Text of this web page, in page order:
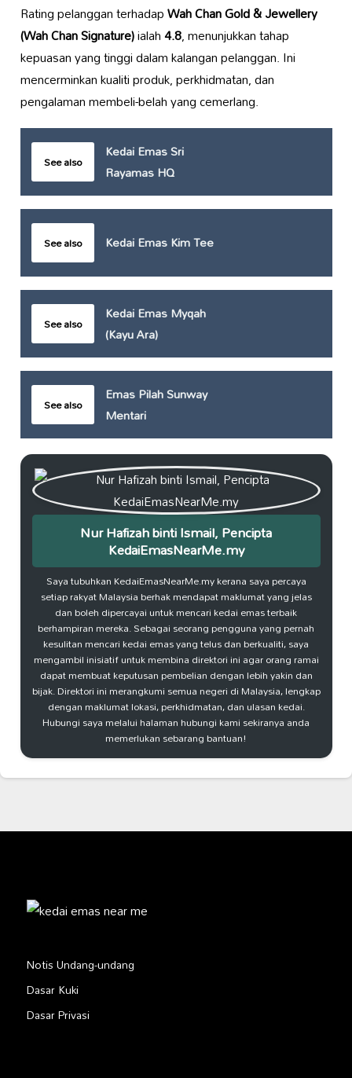
Rating pelanggan terhadapWah Chan Gold & Jewellery
(Wah Chan Signature)ialah4.8, menunjukkan tahap
kepuasan yang tinggi dalam kalangan pelanggan. Ini
mencerminkan kualiti produk, perkhidmatan, dan
pengalaman membeli-belah yang cemerlang.
See also
Kedai Emas Sri
Rayamas HQ
See also Kedai Emas Kim Tee
See also
Kedai Emas Myqah
(Kayu Ara)
See also
Emas Pilah Sunway
Mentari
Nur Hafizah binti Ismail, Pencipta
KedaiEmasNearMe.my
Saya tubuhkan KedaiEmasNearMe.my kerana saya percaya
setiap rakyat Malaysia berhak mendapat maklumat yang jelas
dan boleh dipercayai untuk mencari kedai emas terbaik
berhampiran mereka. Sebagai seorang pengguna yang pernah
kesulitan mencari kedai emas yang telus dan berkualiti, saya
mengambil inisiatif untuk membina direktori ini agar orang ramai
dapat membuat keputusan pembelian dengan lebih yakin dan
bijak. Direktori ini merangkumi semua negeri di Malaysia, lengkap
dengan maklumat lokasi, perkhidmatan, dan ulasan kedai.
Hubungi saya melalui halaman hubungi kami sekiranya anda
memerlukan sebarang bantuan!
Notis Undang-undang
Dasar Kuki
Dasar Privasi